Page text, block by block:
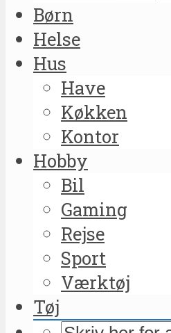
Børn
Helse
Hus
Have
Køkken
Kontor
Hobby
Bil
Gaming
Rejse
Sport
Værktøj
Tøj